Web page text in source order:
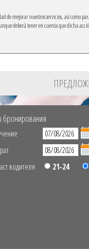
de mejorar nuestros servicios, así
deberá tener en cuenta que dicha
бронирования
водителя
21-24